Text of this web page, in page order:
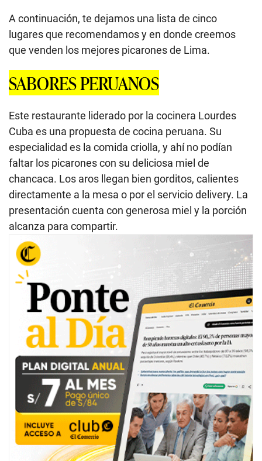
A continuación, te dejamos una lista de cinco
lugares que recomendamos y en donde creemos
que venden los mejores picarones de Lima.
SABORES PERUANOS
Este restaurante liderado por la cocinera Lourdes
Cuba es una propuesta de cocina peruana. Su
especialidad es la comida criolla, y ahí no podían
faltar los picarones con su deliciosa miel de
chancaca. Los aros llegan bien gorditos, calientes
directamente a la mesa o por el servicio delivery. La
presentación cuenta con generosa miel y la porción
alcanza para compartir.